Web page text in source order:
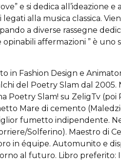
e si dedica all’ideazione e
alla musica classica.
a diverse rassegne
affermazioni ” è uno
in Fashion Design e
del Poetry Slam dal 2005.
Slam! su ZeligTv (poi
Mare di cemento
fumetto indipendente.
Solferino). Maestro di
in équipe. Automunito e
al futuro. Libro preferito: